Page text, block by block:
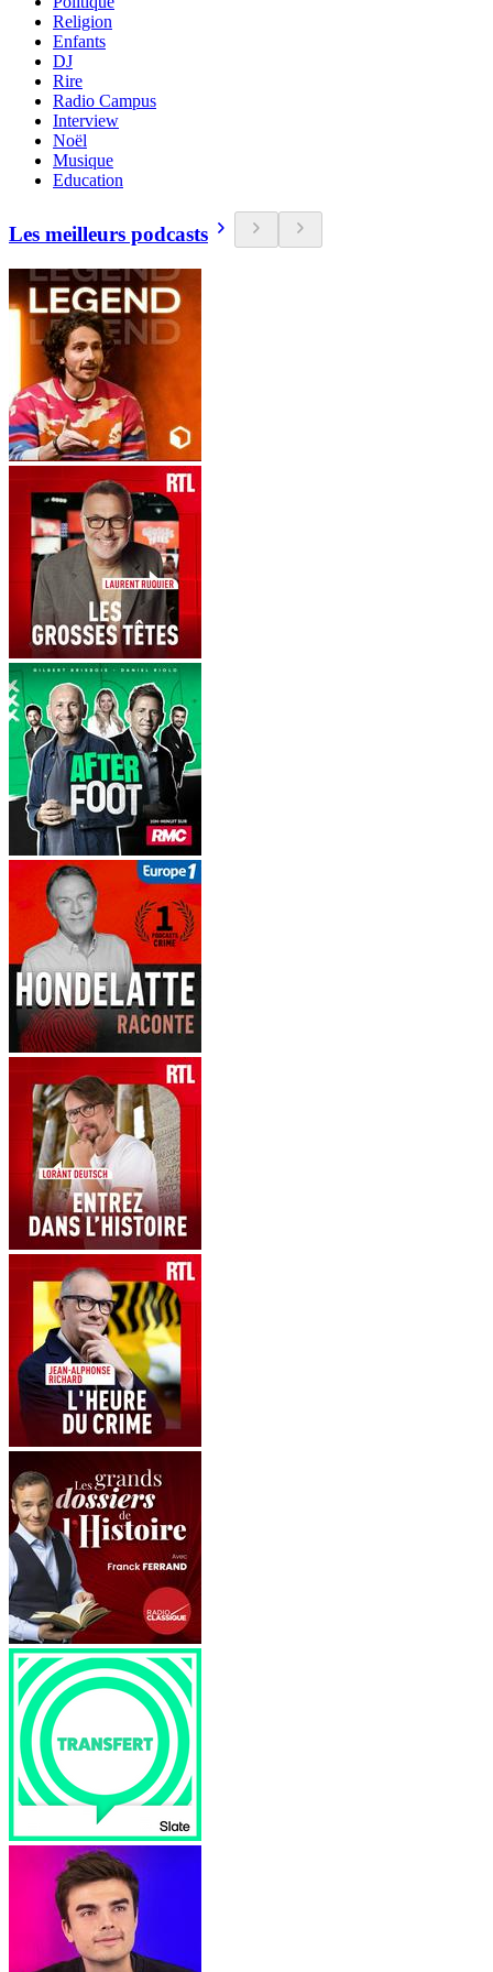
Religion
Enfants
DJ
Rire
Radio Campus
Interview
Noël
Musique
Education
Les meilleurs podcasts